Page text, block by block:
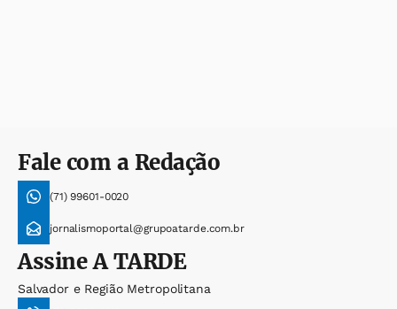
Fale com a Redação
(71) 99601-0020
jornalismoportal@grupoatarde.com.br
AssineA TARDE
Salvador e Região Metropolitana